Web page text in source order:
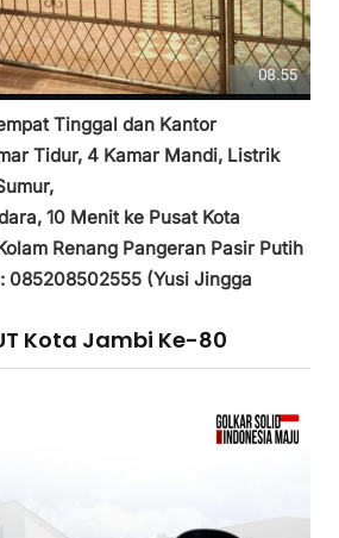
Tinggal dan Kantor
Tidur, 4 Kamar Mandi, Listrik
10 Menit ke Pusat Kota
Renang Pangeran Pasir Putih
085208502555 (Yusi Jingga
Kota Jambi Ke-80